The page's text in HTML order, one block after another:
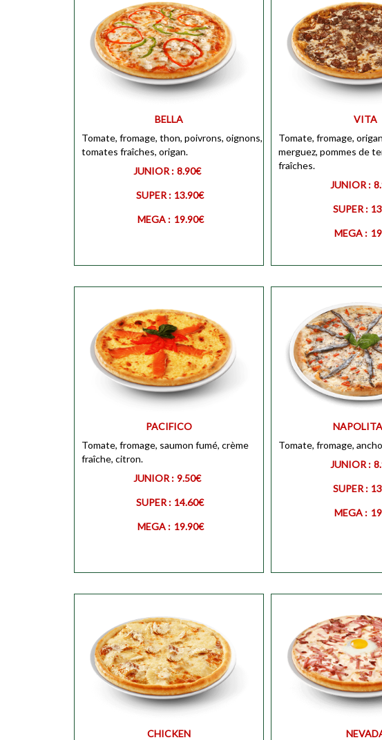
JUNIOR Personnaliser
MEGA Personnaliser
BELLA
Tomate, fromage, thon, poivrons, oignons,
tomates fraîches, origan.
JUNIOR : 8.90€
SUPER : 13.90€
MEGA : 19.90€
MEGA
VITA
Tomate, fromage,
merguez, pommes de
fraîches.
JUNIOR :
SUPER :
MEGA :
JUNIOR Personnaliser
MEGA Personnaliser
PACIFICO
Tomate, fromage, saumon fumé, crème
fraîche, citron.
JUNIOR : 9.50€
SUPER : 14.60€
MEGA : 19.90€
JUNIOR
Tomate, fromage,
JUNIOR :
SUPER :
MEGA :
JUNIOR Personnaliser
CHICKEN
JUNIOR